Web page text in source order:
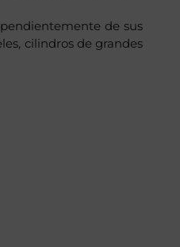
de sus
cilindros de grandes